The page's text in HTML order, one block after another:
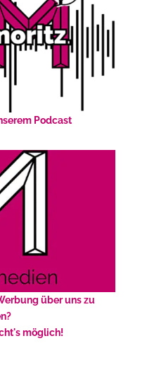
Podcast
über uns zu
möglich!